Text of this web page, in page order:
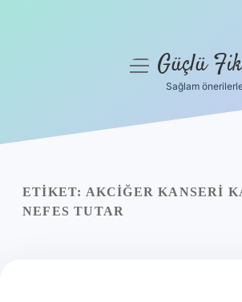
Yasal Uyarı
menüyüGüçlü
Sağlam
ETIKET: AKCIĞER KANSERI
NEFES TUTAR